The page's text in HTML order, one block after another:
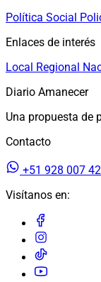
Política Social
Enlaces de interés
Local Regional
Diario Amanecer
Una propuesta de
Contacto
+51 928 007
Visítanos en: